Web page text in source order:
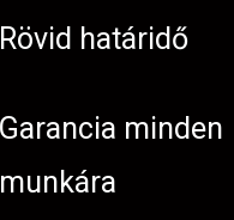
Rövid határidő
Garancia minden
munkára